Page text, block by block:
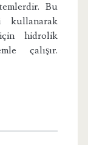
Bu
kullanarak
hidrolik
çalışır.